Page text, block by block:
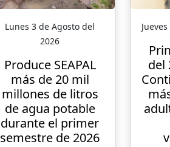
Lunes 3 de Agosto del
2026
Produce SEAPAL
más de 20 mil
millones de litros
de agua potable
durante el primer
semestre de 2026
del